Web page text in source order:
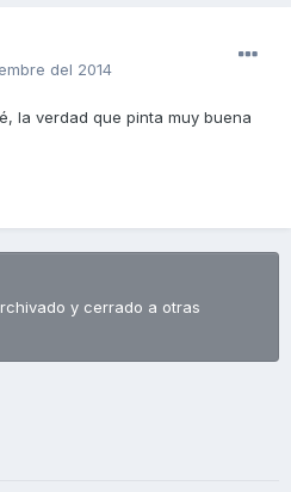
del 2014
la verdad que pinta muy buena
y cerrado a otras